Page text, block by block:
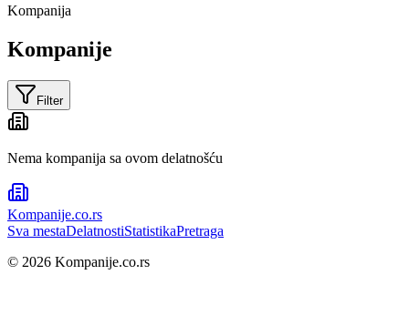
Kompanija
Kompanije
Filter
Nema kompanija sa ovom delatnošću
Kompanije.co.rs
Sva mestaDelatnostiStatistikaPretraga
© 2026 Kompanije.co.rs